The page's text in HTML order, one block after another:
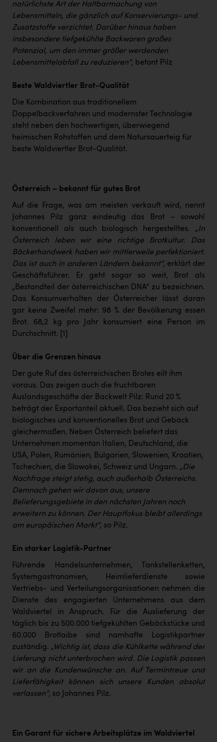
natürlichste Art der Haltbarmachung von
Lebensmitteln, die gänzlich auf Konservierungs- und
Zusatzstoffe verzichtet. Darüber hinaus haben
insbesondere tiefgekühlte Backwaren großes
Potenzial, um den immer größer werdenden
Lebensmittelabfall zu reduzieren“, betont Pilz
Beste Waldviertler Brot-Qualität
Die Kombination aus traditionellem
Doppelbackverfahren und modernster Technologie
steht neben den hochwertigen, überwiegend
heimischen Rohstoffen und dem Natursauerteig für
beste Waldviertler Brot-Qualität.
Österreich – bekannt für gutes Brot
Auf die Frage, was am meisten verkauft wird, nennt
Johannes Pilz ganz eindeutig das Brot – sowohl
konventionell als auch biologisch hergestelltes. „In
Österreich leben wir eine richtige Brotkultur. Das
Bäckerhandwerk haben wir mittlerweile perfektioniert.
Das ist auch in anderen Ländern bekannt“, erklärt der
Geschäftsführer. Er geht sogar so weit, Brot als
„Bestandteil der österreichischen DNA“ zu bezeichnen.
Das Konsumverhalten der Österreicher lässt daran
gar keine Zweifel mehr: 98 % der Bevölkerung essen
Brot. 68,2 kg pro Jahr konsumiert eine Person im
Durchschnitt.
[1]
Über die Grenzen hinaus
Der gute Ruf des österreichischen Brotes eilt ihm
voraus. Das zeigen auch die fruchtbaren
Auslandsgeschäfte der Backwelt Pilz: Rund 20 %
beträgt der Exportanteil aktuell. Das bezieht sich auf
biologisches und konventionelles Brot und Gebäck
gleichermaßen. Neben Österreich beliefert das
Unternehmen momentan Italien, Deutschland, die
USA, Polen, Rumänien, Bulgarien, Slowenien, Kroatien,
Tschechien, die Slowakei, Schweiz und Ungarn. „Die
Nachfrage steigt stetig, auch außerhalb Österreichs.
Demnach gehen wir davon aus, unsere
Belieferungsgebiete in den nächsten Jahren noch
erweitern zu können. Der Hauptfokus bleibt allerdings
am europäischen Markt“, so Pilz.
Ein starker Logistik-Partner
Führende Handelsunternehmen, Tankstellenketten,
Systemgastronomien, Heimlieferdienste sowie
Vertriebs- und Verteilungsorganisationen nehmen die
Dienste des engagierten Unternehmens aus dem
Waldviertel in Anspruch. Für die Auslieferung der
täglich bis zu 500.000 tiefgekühlten Gebäckstücke und
60.000 Brotlaibe sind namhafte Logistikpartner
zuständig. „Wichtig ist, dass die Kühlkette während der
Lieferung nicht unterbrochen wird. Die Logistik passen
wir an die Kundenwünsche an. Auf Termintreue und
Lieferfähigkeit können sich unsere Kunden absolut
verlassen“, so Johannes Pilz.
Ein Garant für sichere Arbeitsplätze im Waldviertel